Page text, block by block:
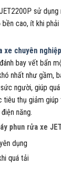
sử
cao, ít khi
xe chuyên nghiệp
bay vết bẩn
nhất như gầm,
người, giúp
tiêu thụ giảm giúp
năng.
phun rửa xe
dụng
quá tải